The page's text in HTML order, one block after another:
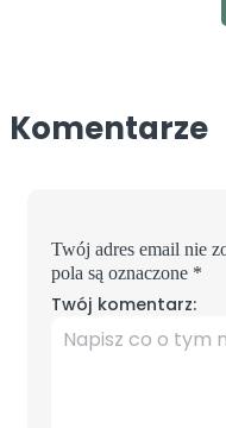
Komentarze
Twój adres email nie
pola są oznaczone *
Twój komentarz: